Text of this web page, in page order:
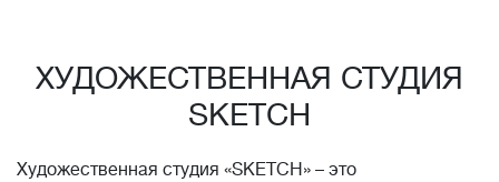
стоимость обучения!*
ХУДОЖЕСТВЕННАЯ СТУДИЯ
SKETCH
Художественная студия «SKETCH» – это